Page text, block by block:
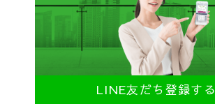
LINE友だち登録する